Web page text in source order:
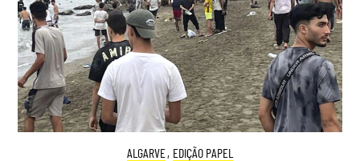
ALGARVE, EDIÇÃO PAPEL